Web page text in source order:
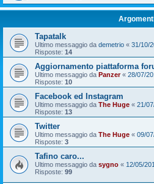
Tapatalk
Ultimo messaggio da demetrio « 31/10/
Risposte: 14
Aggiornamento piattaforma
Ultimo messaggio da Panzer« 28/07/
Risposte: 10
Facebook ed Instagram
Ultimo messaggio da The Huge « 21/
Risposte: 13
Twitter
Ultimo messaggio da The Huge « 09/
Risposte: 3
Tafino caro...
Ultimo messaggio da sygno « 12/05/
Risposte: 99